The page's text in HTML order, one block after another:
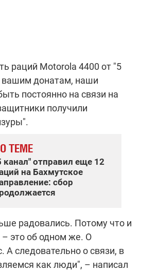
раций Motorola 4400 от "5
вашим донатам, наши
постоянно на связи на
получили
ТЕМЕ
канал" отправил еще 12
на Бахмутское
сбор
радовались. Потому что и
– это об одном же. О
А следовательно о связи, в
как люди", – написал